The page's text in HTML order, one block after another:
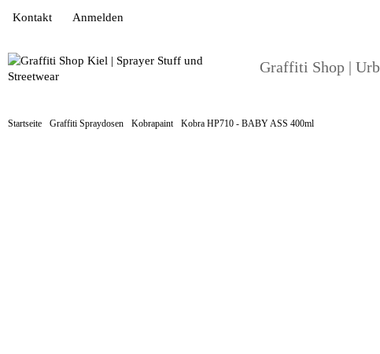
Graffiti Shop |
Kontakt Anmelden
Startseite Graffiti Spraydosen Kobrapaint Kobra HP710 - BABY ASS 400ml